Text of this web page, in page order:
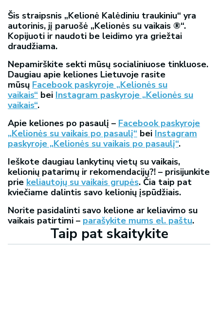
Šis straipsnis „Kelionė Kalėdiniu traukiniu“ yra
autorinis, jį paruošė „Kelionės su vaikais ®“.
Kopijuoti ir naudoti be leidimo yra griežtai
draudžiama.
Nepamirškite sekti mūsų socialiniuose tinkluose.
Daugiau apie keliones Lietuvoje rasite
mūsų Facebook paskyroje „Kelionės su
vaikais“ bei Instagram paskyroje „Kelionės su
vaikais“.
Apie keliones po pasaulį – Facebook paskyroje
„Kelionės su vaikais po pasaulį“ bei Instagram
paskyroje „Kelionės su vaikais po pasaulį“.
Ieškote daugiau lankytinų vietų su vaikais,
kelionių patarimų ir rekomendacijų?! – prisijunkite
prie keliautojų su vaikais grupės. Čia taip pat
kviečiame dalintis savo kelionių įspūdžiais.
Norite pasidalinti savo kelione ar keliavimo su
vaikais patirtimi – parašykite mums el. paštu.
Taip pat skaitykite